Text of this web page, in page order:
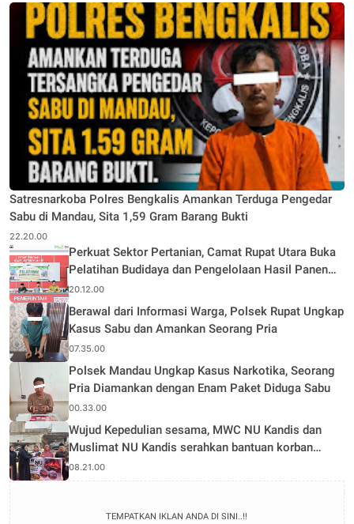
Satresnarkoba Polres Bengkalis Amankan Terduga Pengedar
Sabu di Mandau, Sita 1,59 Gram Barang Bukti
22.20.00
Perkuat Sektor Pertanian, Camat Rupat Utara Buka
Pelatihan Budidaya dan Pengelolaan Hasil Panen
Pertanian di Desa Teluk Rhu
20.12.00
Berawal dari Informasi Warga, Polsek Rupat Ungkap
Kasus Sabu dan Amankan Seorang Pria
07.35.00
Polsek Mandau Ungkap Kasus Narkotika, Seorang
Pria Diamankan dengan Enam Paket Diduga Sabu
00.33.00
Wujud Kepedulian sesama, MWC NU Kandis dan
Muslimat NU Kandis serahkan bantuan korban
musibah kebakaran
08.21.00
TEMPATKAN IKLAN ANDA DI SINI..!!